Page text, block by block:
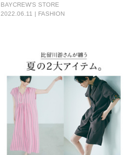
BAYCREW'S STORE
2022.06.11 | FASHION